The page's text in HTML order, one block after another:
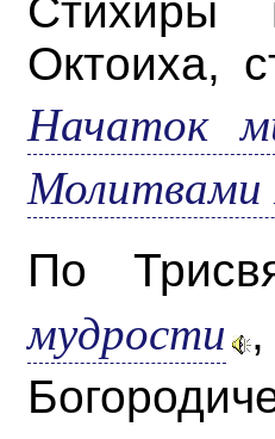
Стихиры
Октоиха,
Начаток
По
мудрости